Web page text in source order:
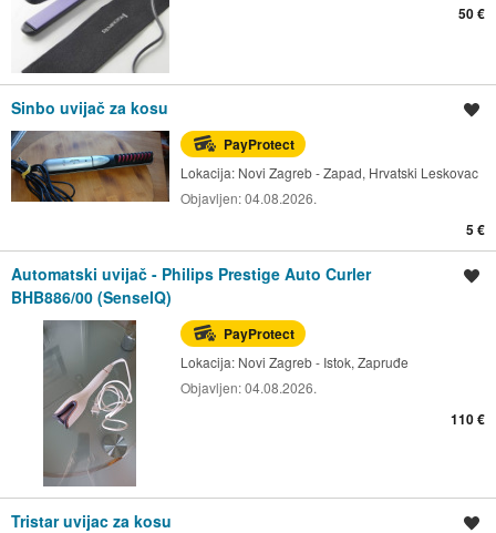
50 €
Sinbo uvijač za kosu
PayProtect
Lokacija: Novi Zagreb - Zapad, Hrvatski Leskovac
Objavljen:04.08.2026.
5 €
Automatski uvijač - Philips Prestige Auto Curler
BHB886/00 (SenseIQ)
PayProtect
Lokacija: Novi Zagreb - Istok, Zapruđe
Objavljen:04.08.2026.
110 €
Tristar uvijac za kosu